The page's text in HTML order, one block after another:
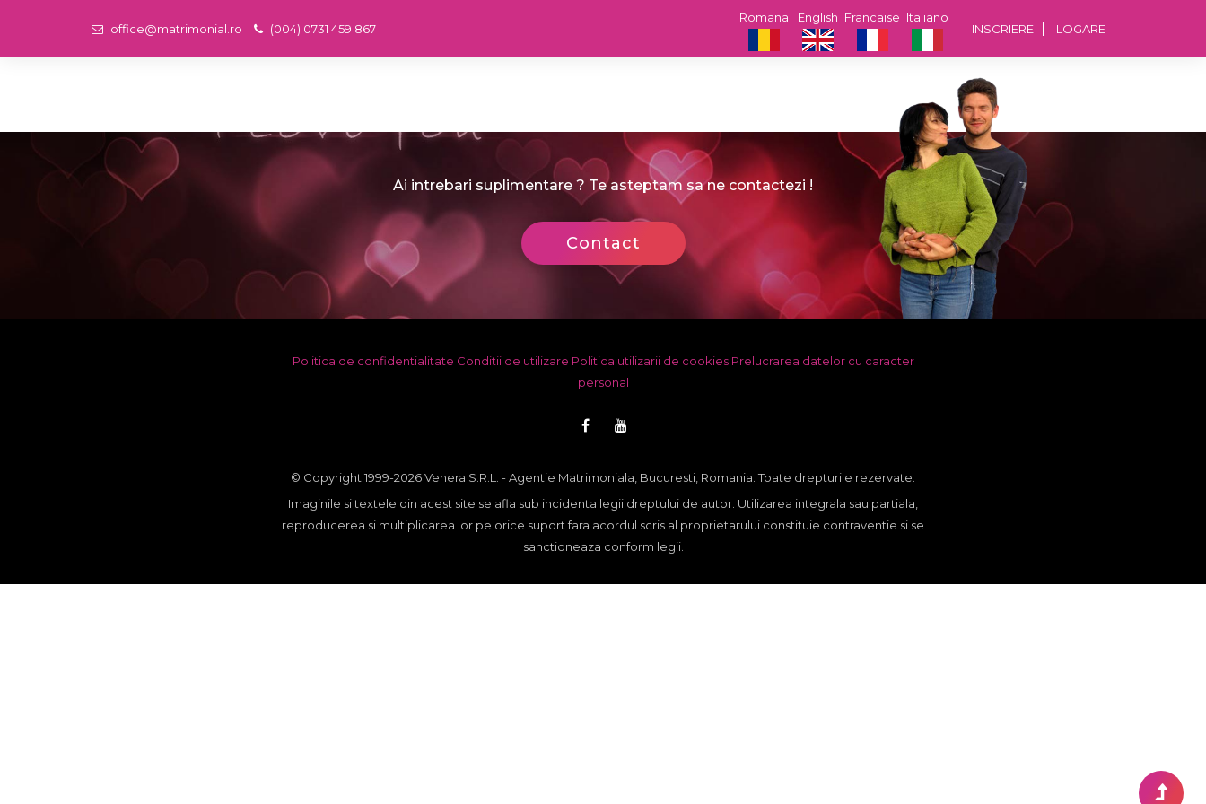
office@matrimonial.ro (004) 0731 459 867 INSCRIERE LOGARE
Italiano
Francaise
English
Romana
Ai intrebari suplimentare ? Te asteptam sa ne contactezi !
Contact
Politica de confidentialitate Conditii de utilizare Politica utilizarii de cookies Prelucrarea datelor cu caracter
personal
© Copyright 1999-2026 Venera S.R.L. - Agentie Matrimoniala, Bucuresti, Romania. Toate drepturile rezervate.
Imaginile si textele din acest site se afla sub incidenta legii dreptului de autor. Utilizarea integrala sau partiala,
reproducerea si multiplicarea lor pe orice suport fara acordul scris al proprietarului constituie contraventie si se
sanctioneaza conform legii.